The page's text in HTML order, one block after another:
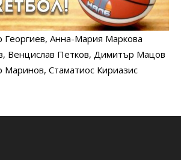
Георгиев, Анна-Мария Маркова
, Венцислав Петков, Димитър Мацов
Маринов, Стаматиос Кириазис